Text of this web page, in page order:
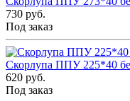
730 руб.
Под заказ
Скорлупа ППУ 225*40
620 руб.
Под заказ